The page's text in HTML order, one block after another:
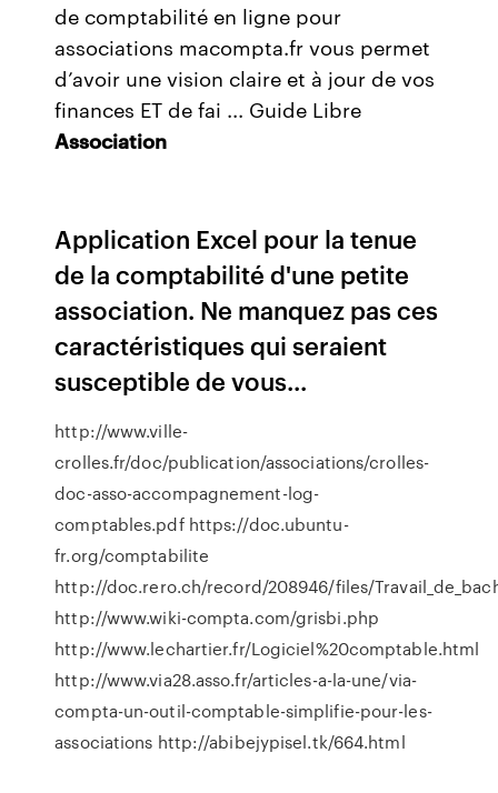
de comptabilité en ligne pour
associations macompta.fr vous permet
d’avoir une vision claire et à jour de vos
finances ET de fai ... Guide Libre
Association
Application Excel pour la tenue
de la comptabilité d'une petite
association. Ne manquez pas ces
caractéristiques qui seraient
susceptible de vous...
http://www.ville-
crolles.fr/doc/publication/associations/crolles-
doc-asso-accompagnement-log-
comptables.pdf https://doc.ubuntu-
fr.org/comptabilite
http://doc.rero.ch/record/208946/files/
http://www.wiki-compta.com/grisbi.php
http://www.lechartier.fr/Logiciel%20comptable.html
http://www.via28.asso.fr/articles-a-la-une/via-
compta-un-outil-comptable-simplifie-pour-les-
associations http://abibejypisel.tk/664.html